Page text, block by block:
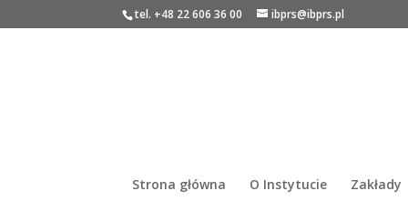
tel. +48 22 606 36 00 ibprs@ibprs.pl
Strona główna O Instytucie Zakłady